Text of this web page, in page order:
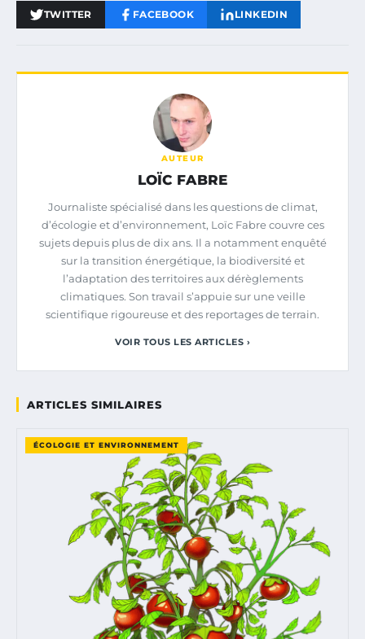
TWITTER FACEBOOK LINKEDIN
AUTEUR
LOÏC FABRE
Journaliste spécialisé dans les questions de climat,
d’écologie et d’environnement, Loïc Fabre couvre ces
sujets depuis plus de dix ans. Il a notamment enquêté
sur la transition énergétique, la biodiversité et
l’adaptation des territoires aux dérèglements
climatiques. Son travail s’appuie sur une veille
scientifique rigoureuse et des reportages de terrain.
VOIR TOUS LES ARTICLES ›
ARTICLES SIMILAIRES
ÉCOLOGIE ET ENVIRONNEMENT